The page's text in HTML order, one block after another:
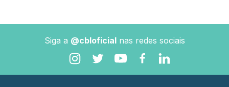
Siga a @cbloficialnas redes sociais